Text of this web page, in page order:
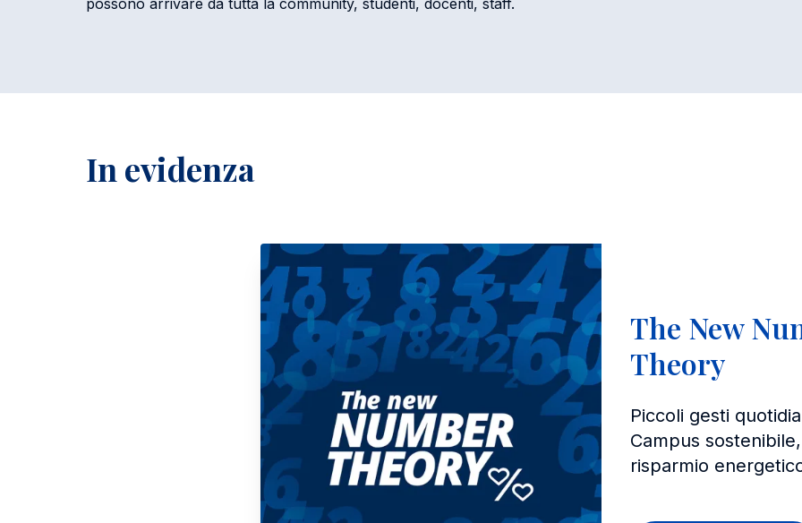
possono arrivare da tutta la community, studenti, docenti, staff.
In evidenza
The New
Theory
Piccoli gesti
Campus
risparmio